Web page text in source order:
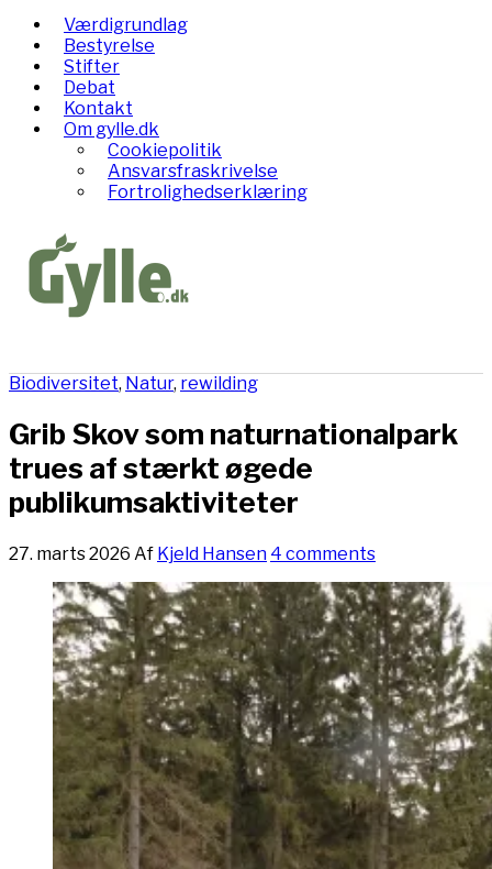
Værdigrundlag
Bestyrelse
Stifter
Debat
Kontakt
Om gylle.dk
Cookiepolitik
Ansvarsfraskrivelse
Fortrolighedserklæring
Biodiversitet, Natur, rewilding
Grib Skov som naturnationalpark
trues af stærkt øgede
publikumsaktiviteter
27. marts 2026 Af Kjeld Hansen 4 comments